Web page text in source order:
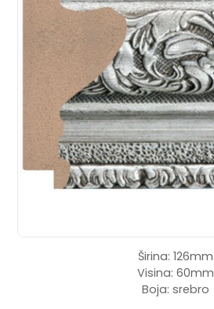
Širina: 126mm
Visina: 60mm
Boja: srebro